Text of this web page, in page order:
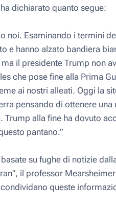
dichiarato quanto segue:
noi. Esaminando i termini
e hanno alzato bandiera
il presidente Trump non
che pose fine alla Prima
ai nostri alleati. Oggi la
pensando di ottenere
alla fine ha dovuto
pantano.”
su fughe di notizie
il professor
queste